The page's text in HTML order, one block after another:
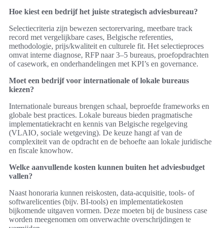
Hoe kiest een bedrijf het juiste strategisch adviesbureau?
Selectiecriteria zijn bewezen sectorervaring, meetbare track
record met vergelijkbare cases, Belgische referenties,
methodologie, prijs/kwaliteit en culturele fit. Het selectieproces
omvat interne diagnose, RFP naar 3–5 bureaus, proefopdrachten
of casework, en onderhandelingen met KPI’s en governance.
Moet een bedrijf voor internationale of lokale bureaus
kiezen?
Internationale bureaus brengen schaal, beproefde frameworks en
globale best practices. Lokale bureaus bieden pragmatische
implementatiekracht en kennis van Belgische regelgeving
(VLAIO, sociale wetgeving). De keuze hangt af van de
complexiteit van de opdracht en de behoefte aan lokale juridische
en fiscale knowhow.
Welke aanvullende kosten kunnen buiten het adviesbudget
vallen?
Naast honoraria kunnen reiskosten, data-acquisitie, tools- of
softwarelicenties (bijv. BI-tools) en implementatiekosten
bijkomende uitgaven vormen. Deze moeten bij de business case
worden meegenomen om onverwachte overschrijdingen te